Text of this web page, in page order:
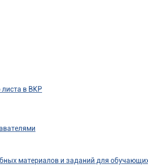
листа в ВКР
материалов и заданий для